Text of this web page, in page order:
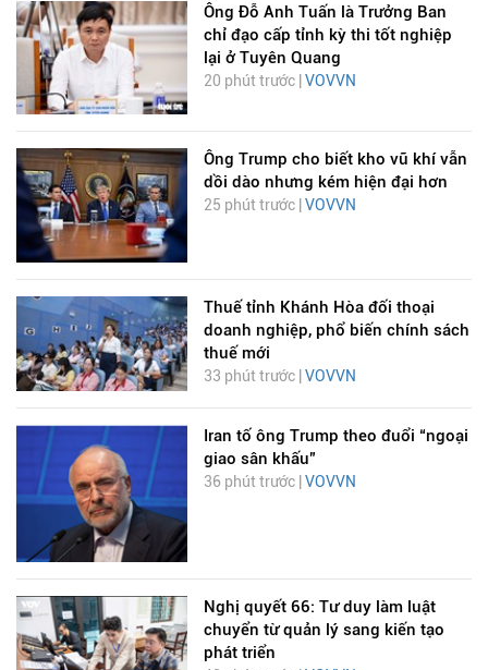
Ông Đỗ Anh Tuấn là Trưởng Ban
chỉ đạo cấp tỉnh kỳ thi tốt nghiệp
lại ở Tuyên Quang
20 phút trước | VOVVN
Ông Trump cho biết kho vũ khí vẫn
dồi dào nhưng kém hiện đại hơn
25 phút trước | VOVVN
Thuế tỉnh Khánh Hòa đối thoại
doanh nghiệp, phổ biến chính sách
thuế mới
33 phút trước |VOVVN
Iran tố ông Trump theo đuổi “ngoại
giao sân khấu”
36 phút trước | VOVVN
Nghị quyết 66: Tư duy làm luật
chuyển từ quản lý sang kiến tạo
phát triển